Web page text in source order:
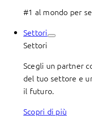
#1 al mondo per
Settori
Settori
Scegli un partner
del tuo settore e
il futuro.
Scopri di più